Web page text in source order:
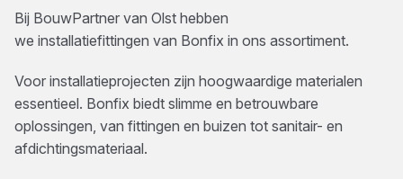
Bij BouwPartner van Olst hebben
we installatiefittingen van Bonfix in ons assortiment.
Voor installatieprojecten zijn hoogwaardige materialen
essentieel. Bonfix biedt slimme en betrouwbare
oplossingen, van fittingen en buizen tot sanitair- en
afdichtingsmateriaal.